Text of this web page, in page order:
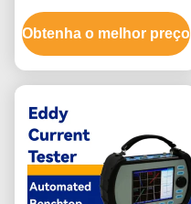
de Alta Precisão e Alta
Velocidade Portátil FET-
GS18J
Obtenha o melhor preço